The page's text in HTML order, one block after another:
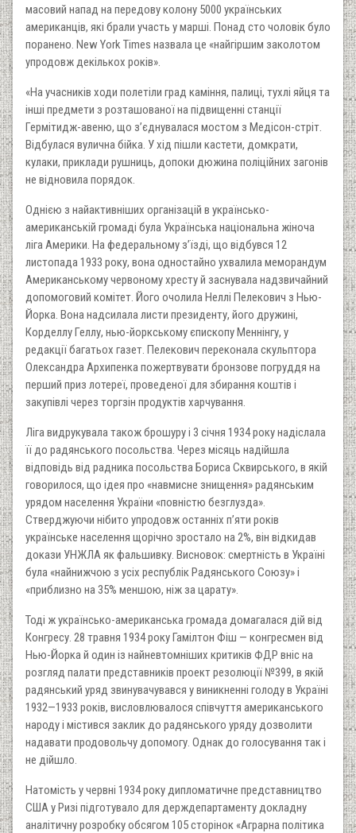
масовий напад на передову колону 5000 українських
американців, які брали участь у марші. Понад сто чоловік було
поранено. New York Times назвала це «найгіршим заколотом
упродовж декількох років».
«На учасників ходи полетіли град каміння, палиці, тухлі яйця та
інші предмети з розташованої на підвищенні станції
Гермітидж-авеню, що з’єднувалася мостом з Медісон-стріт.
Відбулася вулична бійка. У хід пішли кастети, домкрати,
кулаки, приклади рушниць, допоки дюжина поліційних загонів
не відновила порядок.
Однією з найактивніших організацій в українсько-
американській громаді була Українська національна жіноча
ліга Америки. На федеральному з’їзді, що відбувся 12
листопада 1933 року, вона одностайно ухвалила меморандум
Американському червоному хресту й заснувала надзвичайний
допомоговий комітет. Його очолила Неллі Пелекович з Нью-
Йорка. Вона надсилала листи президенту, його дружині,
Корделлу Геллу, нью-йоркському єпископу Меннінгу, у
редакції багатьох газет. Пелекович переконала скульптора
Олександра Архипенка пожертвувати бронзове погруддя на
перший приз лотереї, проведеної для збирання коштів і
закупівлі через торгзін продуктів харчування.
Ліга видрукувала також брошуру і 3 січня 1934 року надіслала
її до радянського посольства. Через місяць надійшла
відповідь від радника посольства Бориса Сквирського, в якій
говорилося, що ідея про «навмисне знищення» радянським
урядом населення України «повністю безглузда».
Стверджуючи нібито упродовж останніх п’яти років
українське населення щорічно зростало на 2%, він відкидав
докази УНЖЛА як фальшивку. Висновок: смертність в Україні
була «найнижчою з усіх республік Радянського Союзу» і
«приблизно на 35% меншою, ніж за царату».
Тоді ж українсько-американська громада домагалася дій від
Конгресу. 28 травня 1934 року Гамілтон Фіш — конгресмен від
Нью-Йорка й один із найневтомніших критиків ФДР вніс на
розгляд палати представників проект резолюції №399, в якій
радянський уряд звинувачувався у виникненні голоду в Україні
1932—1933 років, висловлювалося співчуття американського
народу і містився заклик до радянського уряду дозволити
надавати продовольчу допомогу. Однак до голосування так і
не дійшло.
Натомість у червні 1934 року дипломатичне представництво
США у Ризі підготувало для держдепартаменту докладну
аналітичну розробку обсягом 105 сторінок «Аграрна політика